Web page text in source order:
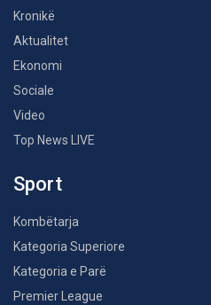
Kronikë
Aktualitet
Ekonomi
Sociale
Video
Top News LIVE
Sport
Kombëtarja
Kategoria Superiore
Kategoria e Parë
Premier League